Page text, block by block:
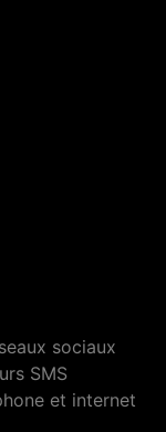
sociaux
SMS
et internet